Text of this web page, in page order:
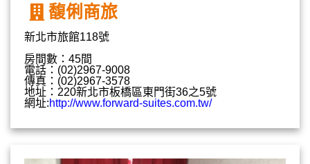
馥俐商旅
新北市旅館118號
房間數：45間
電話：(02)2967-9008
傳真：(02)2967-3578
地址：220新北市板橋區東門街36之5號
網址:http://www.forward-suites.com.tw/